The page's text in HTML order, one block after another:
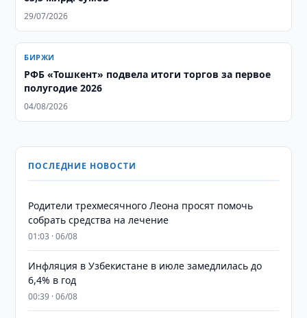
29/07/2026
БИРЖИ
РФБ «Тошкент» подвела итоги торгов за первое
полугодие 2026
04/08/2026
ПОСЛЕДНИЕ НОВОСТИ
Родители трехмесячного Леона просят помочь
собрать средства на лечение
01:03 · 06/08
Инфляция в Узбекистане в июле замедлилась до
6,4% в год
00:39 · 06/08